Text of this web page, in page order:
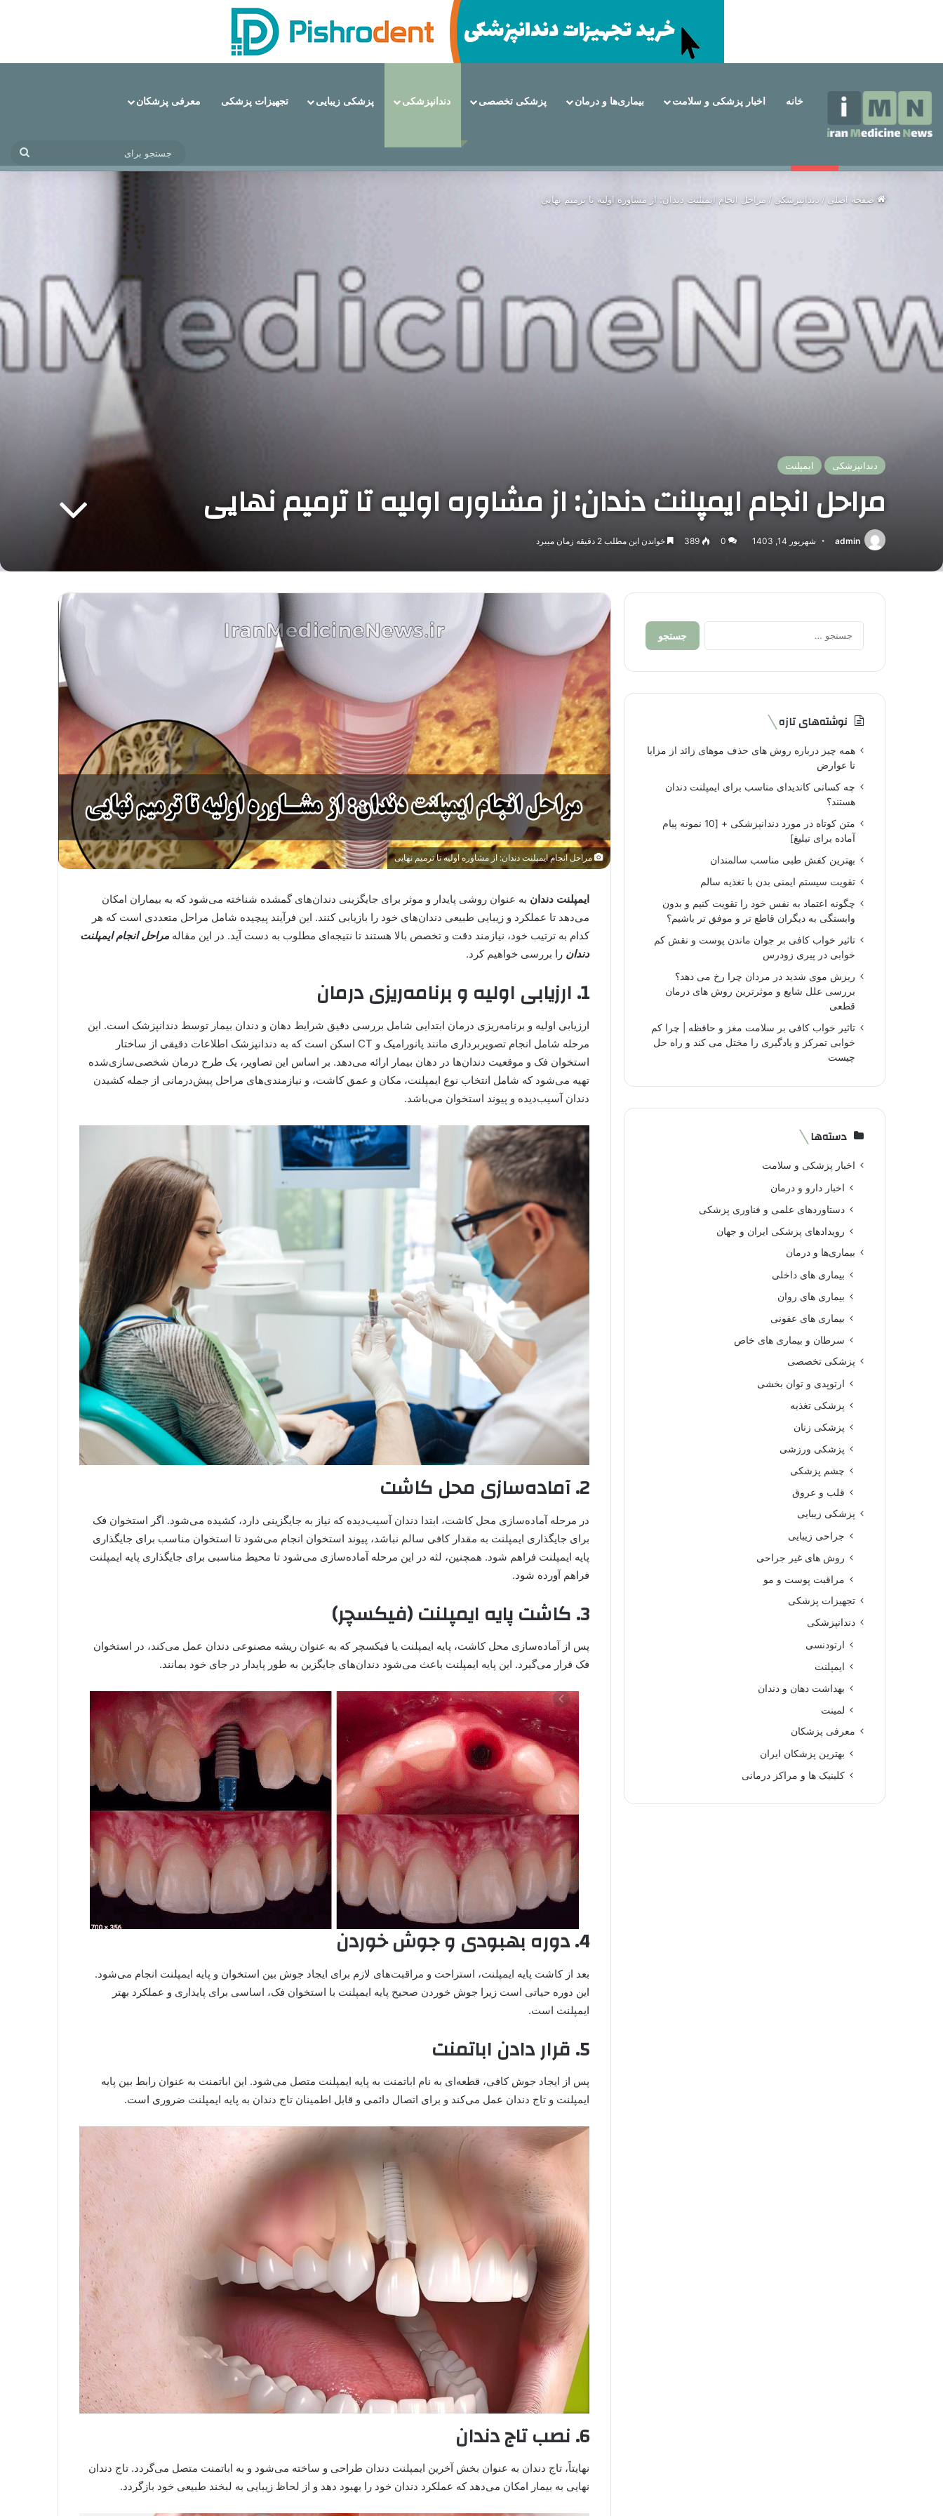
خانه اخبار پزشکی و سلامت بیماری‌ها و درمان پزشکی تخصصی دندانپزشکی پزشکی زیبایی تجهیزات پزشکی معرفی پزشکان
درباره ما
صفحه اصلی / دندانپزشکی / مراحل انجام ایمپلنت دندان: از مشاوره اولیه تا ترمیم نهایی
دندانپزشکی ایمپلنت
مراحل انجام ایمپلنت دندان: از مشاوره اولیه تا ترمیم نهایی
admin شهریور 14, 1403 0
389 خواندن این مطلب 2 دقیقه زمان میبرد
مراحل انجام ایمپلنت دندان: از مشاوره اولیه تا ترمیم نهایی
ایمپلنت دندان به عنوان روشی پایدار و موثر برای جایگزینی دندان‌های گمشده شناخته می‌شود که به بیماران امکان
می‌دهد تا عملکرد و زیبایی طبیعی دندان‌های خود را بازیابی کنند. این فرآیند پیچیده شامل مراحل متعددی است که هر
کدام به ترتیب خود، نیازمند دقت و تخصص بالا هستند تا نتیجه‌ای مطلوب به دست آید. در این مقالهمراحل انجام ایمپلنت
دندان را بررسی خواهیم کرد.
1. ارزیابی اولیه و برنامه‌ریزی درمان
ارزیابی اولیه و برنامه‌ریزی درمان ابتدایی شامل بررسی دقیق شرایط دهان و دندان بیمار توسط دندانپزشک است. این
مرحله شامل انجام تصویربرداری مانند پانورامیک و CT اسکن است که به دندانپزشک اطلاعات دقیقی از ساختار
استخوان فک و موقعیت دندان‌ها در دهان بیمار ارائه می‌دهد. بر اساس این تصاویر، یک طرح درمان شخصی‌سازی‌شده
تهیه می‌شود که شامل انتخاب نوع ایمپلنت، مکان و عمق کاشت، و نیازمندی‌های مراحل پیش‌درمانی از جمله کشیدن
دندان آسیب‌دیده و پیوند استخوان می‌باشد.
2. آماده‌سازی محل کاشت
در مرحله آماده‌سازی محل کاشت، ابتدا دندان آسیب‌دیده که نیاز به جایگزینی دارد، کشیده می‌شود. اگر استخوان فک
برای جایگذاری ایمپلنت به مقدار کافی سالم نباشد، پیوند استخوان انجام می‌شود تا استخوان مناسب برای جایگذاری
پایه ایمپلنت فراهم شود. همچنین، لثه در این مرحله آماده‌سازی می‌شود تا محیط مناسبی برای جایگذاری پایه ایمپلنت
فراهم آورده شود.
3. کاشت پایه ایمپلنت (فیکسچر)
پس از آماده‌سازی محل کاشت، پایه ایمپلنت یا فیکسچر که به عنوان ریشه مصنوعی دندان عمل می‌کند، در استخوان
فک قرار می‌گیرد. این پایه ایمپلنت باعث می‌شود دندان‌های جایگزین به طور پایدار در جای خود بمانند.
4. دوره بهبودی و جوش خوردن
بعد از کاشت پایه ایمپلنت، استراحت و مراقبت‌های لازم برای ایجاد جوش بین استخوان و پایه ایمپلنت انجام می‌شود.
این دوره حیاتی است زیرا جوش خوردن صحیح پایه ایمپلنت با استخوان فک، اساسی برای پایداری و عملکرد بهتر
ایمپلنت است.
5. قرار دادن اباتمنت
پس از ایجاد جوش کافی، قطعه‌ای به نام اباتمنت به پایه ایمپلنت متصل می‌شود. این اباتمنت به عنوان رابط بین پایه
ایمپلنت و تاج دندان عمل می‌کند و برای اتصال دائمی و قابل اطمینان تاج دندان به پایه ایمپلنت ضروری است.
6. نصب تاج دندان
نهایتاً، تاج دندان به عنوان بخش آخرین ایمپلنت دندان طراحی و ساخته می‌شود و به اباتمنت متصل می‌گردد. تاج دندان
نهایی به بیمار امکان می‌دهد که عملکرد دندان خود را بهبود دهد و از لحاظ زیبایی به لبخند طبیعی خود بازگردد.
جستجو
نوشته‌های تازه
همه چیز درباره روش های حذف موهای زائد از مزایا
تا عوارض
چه کسانی کاندیدای مناسب برای ایمپلنت دندان
هستند؟
متن کوتاه در مورد دندانپزشکی + [10 نمونه پیام
آماده برای تبلیغ]
بهترین کفش طبی مناسب سالمندان
تقویت سیستم ایمنی بدن با تغذیه سالم
چگونه اعتماد به نفس خود را تقویت کنیم و بدون
وابستگی به دیگران قاطع تر و موفق تر باشیم؟
تاثیر خواب کافی بر جوان ماندن پوست و نقش کم
خوابی در پیری زودرس
ریزش موی شدید در مردان چرا رخ می دهد؟
بررسی علل شایع و موثرترین روش های درمان
قطعی
تاثیر خواب کافی بر سلامت مغز و حافظه | چرا کم
خوابی تمرکز و یادگیری را مختل می کند و راه حل
چیست
دسته‌ها
اخبار پزشکی و سلامت
اخبار دارو و درمان
دستاوردهای علمی و فناوری پزشکی
رویدادهای پزشکی ایران و جهان
بیماری‌ها و درمان
بیماری های داخلی
بیماری های روان‌
بیماری های عفونی
سرطان و بیماری های خاص
پزشکی تخصصی
ارتوپدی و توان بخشی
پزشکی تغذیه
پزشکی زنان
پزشکی ورزشی
چشم پزشکی
قلب و عروق
پزشکی زیبایی
جراحی زیبایی
روش های غیر جراحی
مراقبت پوست و مو
تجهیزات پزشکی
دندانپزشکی
ارتودنسی
ایمپلنت
بهداشت دهان و دندان
لمینت
معرفی پزشکان
بهترین پزشکان ایران
کلینیک ها و مراکز درمانی